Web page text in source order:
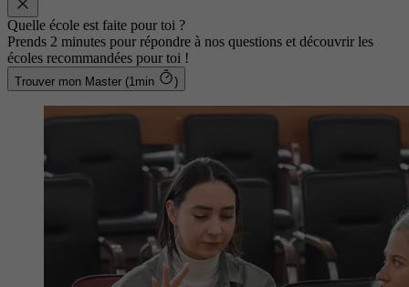
Quelle école est faite pour toi ?
Prends 2 minutes pour répondre à nos questions et découvrir les
écoles recommandées pour toi !
Trouver mon Master (1min )